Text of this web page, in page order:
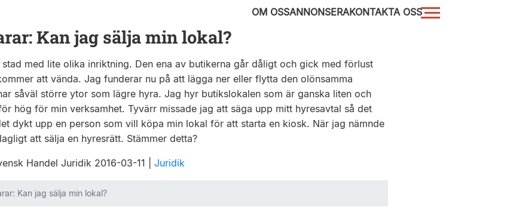
OM OSSANNONSERAKONTAKTA OSS
Kan jag sälja min lokal?
med lite olika inriktning. Den ena av butikerna går dåligt och gick med förlust
att vända. Jag funderar nu på att lägga ner eller flytta den olönsamma
såväl större ytor som lägre hyra. Jag hyr butikslokalen som är ganska liten och
hög för min verksamhet. Tyvärr missade jag att säga upp mitt hyresavtal så det
dykt upp en person som vill köpa min lokal för att starta en kiosk. När jag nämnde
att sälja en hyresrätt. Stämmer detta?
Handel Juridik 2016-03-11 Juridik
Kan jag sälja min lokal?